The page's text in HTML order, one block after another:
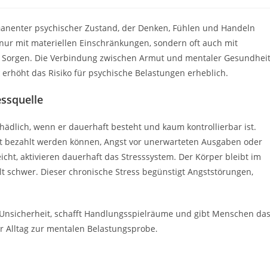
psychischer Zustand, der Denken, Fühlen und Handeln
mit materiellen Einschränkungen, sondern oft auch mit
Die Verbindung zwischen Armut und mentaler Gesundheit
das Risiko für psychische Belastungen erheblich.
wenn er dauerhaft besteht und kaum kontrollierbar ist.
werden können, Angst vor unerwarteten Ausgaben oder
aktivieren dauerhaft das Stresssystem. Der Körper bleibt im
Dieser chronische Stress begünstigt Angststörungen,
schafft Handlungsspielräume und gibt Menschen das
Alltag zur mentalen Belastungsprobe.